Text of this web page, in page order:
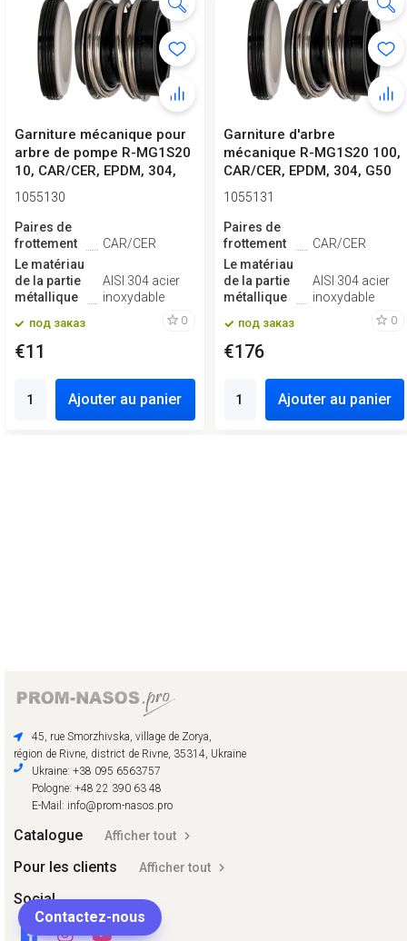
Garniture mécanique pour
arbre de pompe R-MG1S20
10, CAR/CER, EPDM, 304,
type...
1055130
Paires de
frottement
CAR/CER
Le matériau
de la partie
métallique
AISI 304 acier
inoxydable
под заказ 0
€11
Ajouter au panier
Garniture d'arbre
mécanique R-MG1S20 100,
CAR/CER, EPDM, 304, G50
1055131
Paires de
frottement
CAR/CER
Le matériau
de la partie
métallique
AISI 304 acier
inoxydable
под заказ 0
€176
Ajouter au panier
45, rue Smorzhivska, village de Zorya,
région de Rivne, district de Rivne, 35314, Ukraine
Ukraine: +38 095 6563757
Pologne: +48 22 390 63 48
E-Mail: info@prom-nasos.pro
Catalogue Afficher tout
Pour les clients Afficher tout
Social
Contactez-nous